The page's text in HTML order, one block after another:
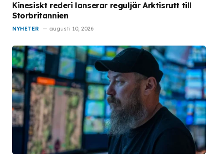
Kinesiskt rederi lanserar reguljär Arktisrutt till
Storbritannien
NYHETER augusti 10, 2026